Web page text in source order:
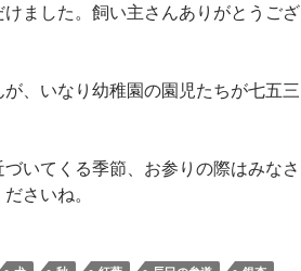
ました。飼い主さんありがとうござ
、いなり幼稚園の園児たちが七五三
いてくる季節、お参りの際はみなさ
さいね。